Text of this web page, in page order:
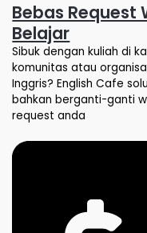
Bebas Request
Belajar
Sibuk dengan kuliah di
komunitas atau
Inggris? English Cafe
bahkan berganti-ganti
request anda